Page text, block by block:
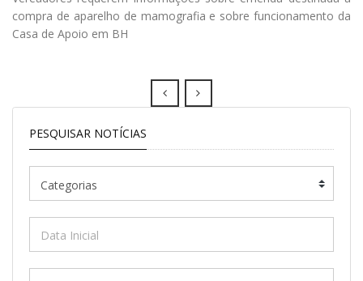
compra de aparelho de mamografia e sobre funcionamento da
Casa de Apoio em BH
Prev Next
PESQUISAR NOTÍCIAS